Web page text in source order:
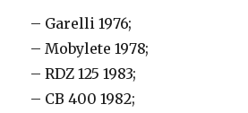
– Garelli 1976;
– Mobylete 1978;
– RDZ 125 1983;
– CB 400 1982;